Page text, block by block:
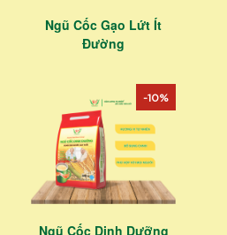
Ngũ Cốc Gạo Lứt Ít
Đường
-10%
Ngũ Cốc Dinh Dưỡng